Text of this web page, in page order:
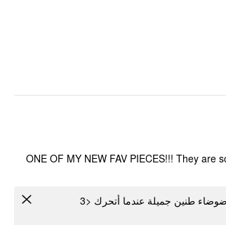
ONE OF MY NEW FAV PIECES!!! They
طنين جميلة عندما أتحرك <3